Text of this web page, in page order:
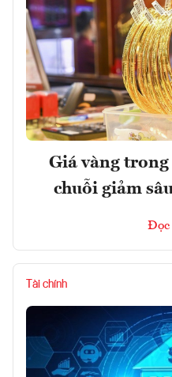
Giá vàng trong
chuỗi giảm
Đọc
Tài chính